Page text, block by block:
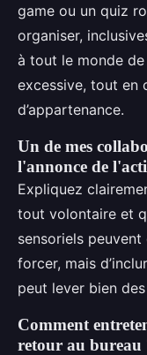
game ou un quiz
organiser,
à tout le monde
excessive, tout en
d’appartenance.
Un de mes
l'annonce de
Expliquez
tout volontaire et
sensoriels peuvent
forcer, mais
peut lever bien
Comment
retour au bureau